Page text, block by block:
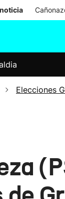
Elecciones